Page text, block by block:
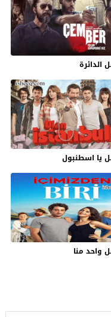
يا اسطنبول
واحد منا